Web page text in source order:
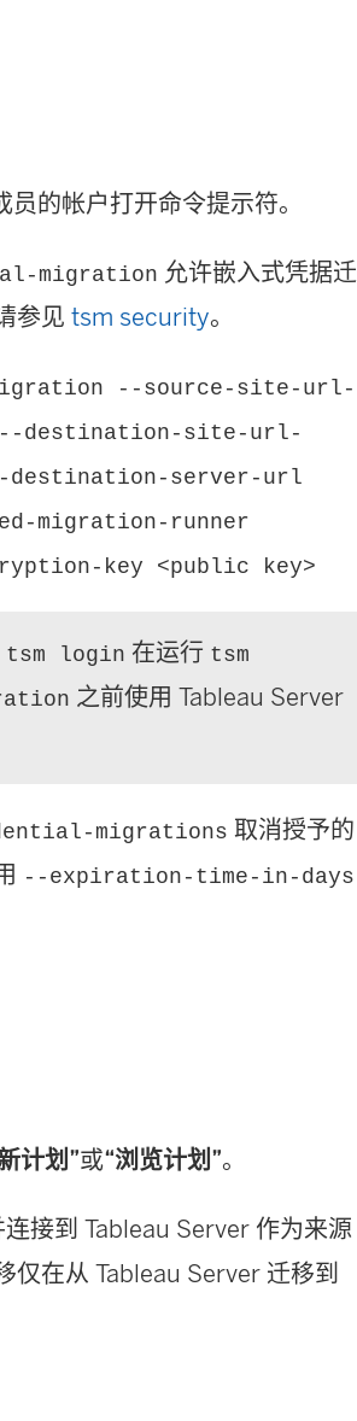
的帐户打开命令提示符。
migration 允许嵌入式凭据迁
参见tsm security。
--source-site-url-
--destination-site-url-
--destination-server-url
migration-runner
key <public key>
tsm login 在运行 tsm
之前使用 Tableau Server
migrations 取消授予的
--expiration-time-in-days
计划”或“浏览计划”。
连接到Tableau Server 作为来源
仅在从Tableau Server 迁移到